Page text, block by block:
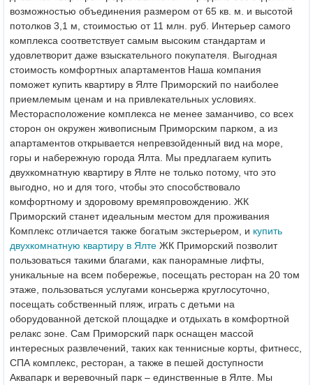
возможностью объединения размером от 65 кв. м. и высотой
потолков 3,1 м, стоимостью от 11 млн. руб. Интерьер самого
комплекса соответствует самым высоким стандартам и
удовлетворит даже взыскательного покупателя. Выгодная
стоимость комфортных апартаментов Наша компания
поможет купить квартиру в Ялте Приморский по наиболее
приемлемым ценам и на привлекательных условиях.
Месторасположение комплекса не менее заманчиво, со всех
сторон он окружен живописным Приморским парком, а из
апартаментов открывается непревзойденный вид на море,
горы и набережную города Ялта. Мы предлагаем купить
двухкомнатную квартиру в Ялте не только потому, что это
выгодно, но и для того, чтобы это способствовало
комфортному и здоровому времяпровождению. ЖК
Приморский станет идеальным местом для проживания
Комплекс отличается также богатым экстерьером, и купить
двухкомнатную квартиру в Ялте ЖК Приморский позволит
пользоваться такими благами, как панорамные лифты,
уникальные на всем побережье, посещать ресторан на 20 том
этаже, пользоваться услугами консьержа круглосуточно,
посещать собственный пляж, играть с детьми на
оборудованной детской площадке и отдыхать в комфортной
релакс зоне. Сам Приморский парк оснащен массой
интересных развлечений, таких как теннисные корты, фитнесс,
СПА комплекс, ресторан, а также в пешей доступности
Аквапарк и веревочный парк – единственные в Ялте. Мы